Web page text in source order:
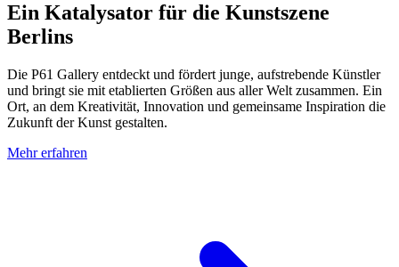
Ein Katalysator für die Kunstszene
Berlins
Die P61 Gallery entdeckt und fördert junge, aufstrebende Künstler
und bringt sie mit etablierten Größen aus aller Welt zusammen. Ein
Ort, an dem Kreativität, Innovation und gemeinsame Inspiration die
Zukunft der Kunst gestalten.
Mehr erfahren